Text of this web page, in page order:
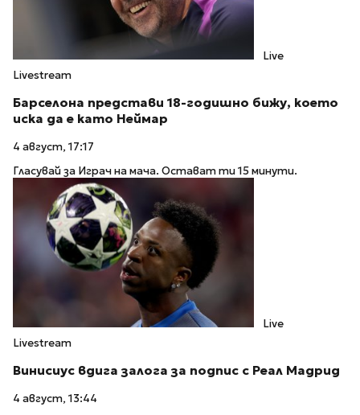
Live
Livestream
Барселона представи 18-годишно бижу, което
иска да е като Неймар
4 август, 17:17
Гласувай за Играч на мача. Остават ти 15 минути.
Live
Livestream
Винисиус вдига залога за подпис с Реал Мадрид
4 август, 13:44